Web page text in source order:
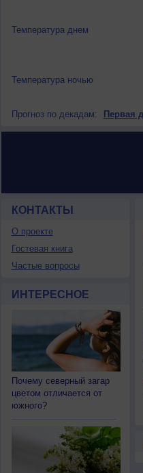
Температура днем
Температура ночью
Прогноз по декадам: Первая
КОНТАКТЫ
О проекте
Гостевая книга
Частые вопросы
ИНТЕРЕСНОЕ
Почему северный загар
цветом отличается от
южного?